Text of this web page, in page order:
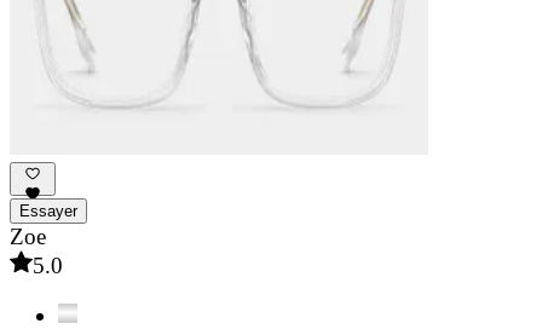
Essayer
Zoe
5.0